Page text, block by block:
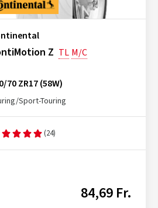
Z TL M/C
70 ZR17 (58W)
Sport-Touring
(24)
84,69 Fr.